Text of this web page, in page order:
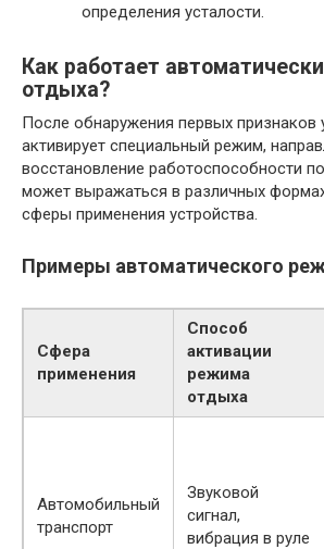
определения усталости.
Как работает
отдыха?
После обнаружения первых признаков
активирует специальный режим,
восстановление работоспособности
может выражаться в различных
сферы применения устройства.
Примеры автоматического
Сфера
применения
Способ
активации
режима
отдыха
Автомобильный
транспорт
Звуковой
сигнал,
вибрация в руле